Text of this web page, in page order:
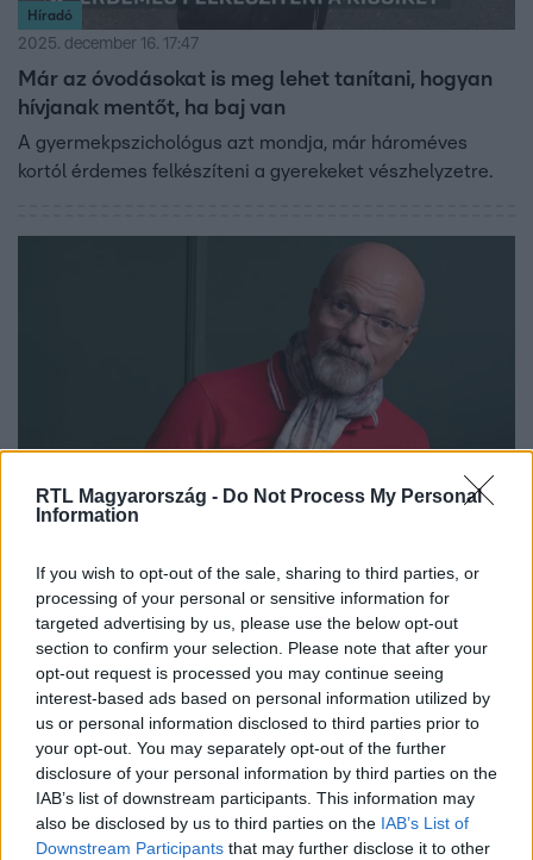
RTL Magyarország - Do Not Process My Personal
Information
If you wish to opt-out of the sale, sharing to third parties, or
processing of your personal or sensitive information for
targeted advertising by us, please use the below opt-out
section to confirm your selection. Please note that after your
opt-out request is processed you may continue seeing
interest-based ads based on personal information utilized by
us or personal information disclosed to third parties prior to
your opt-out. You may separately opt-out of the further
disclosure of your personal information by third parties on the
IAB’s list of downstream participants. This information may
also be disclosed by us to third parties on the IAB’s List of
Downstream Participants that may further disclose it to other
Híradó
2025. december 16. 17:47
Már az óvodásokat is meg lehet tanítani, hogyan
hívjanak mentőt, ha baj van
A gyermekpszichológus azt mondja, már hároméves
kortól érdemes felkészíteni a gyerekeket vészhelyzetre.
Életmód
Zacher Gábor új küldetése: a mentők titkos
fegyvere lesz!
Zacher Gábor meglepő szerepben: jószolgálati
nagykövetként segíti a mentőket, és egy különleges
adventi kampánnyal hívja fel a figyelmet munkájukra.